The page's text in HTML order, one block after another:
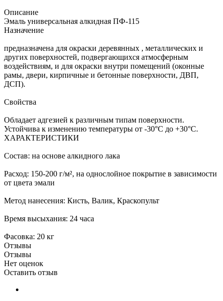
Описание
Эмаль универсальная алкидная ПФ-115
Назначение
предназначена для окраски деревянных , металлических и
других поверхностей, подвергающихся атмосферным
воздействиям, и для окраски внутри помещений (оконные
рамы, двери, кирпичные и бетонные поверхности, ДВП,
ДСП).
Свойства
Обладает адгезией к различным типам поверхности.
Устойчива к изменению температуры от -30°С до +30°С.
ХАРАКТЕРИСТИКИ
Состав: на основе алкидного лака
Расход: 150-200 г/м², на однослойное покрытие в зависимости
от цвета эмали
Метод нанесения: Кисть, Валик, Краскопульт
Время высыхания: 24 часа
Фасовка: 20 кг
Отзывы
Отзывы
Нет оценок
Оставить отзыв